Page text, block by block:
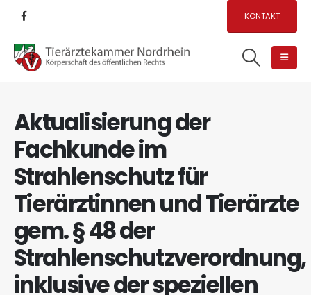
KONTAKT
Aktualisierung der
Fachkunde im
Strahlenschutz für
Tierärztinnen und Tierärzte
gem. § 48 der
Strahlenschutzverordnung,
inklusive der speziellen